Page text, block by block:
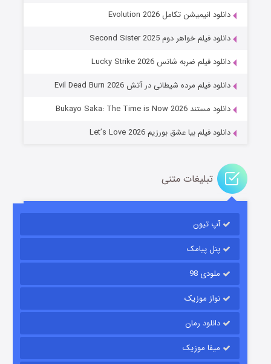
جادوگری در مغولستان
باب اسفنجی فصل ۱۷
قسمت۶ (زیرنویس) منتشر شد
دانلود انیمیشن تکامل Evolution 2026
دانلود فیلم خواهر دوم Second Sister 2025
دانلود فیلم ضربه شانس Lucky Strike 2026
دانلود فیلم مرده شیطانی در آتش Evil Dead Burn 2026
دانلود مستند Bukayo Saka: The Time is Now 2026
دانلود فیلم بیا عشق بورزیم Let’s Love 2026
تبلیغات متنی
آپ تیون
پنل پیامک
ملودی 98
نواز موزیک
دانلود رمان
میفا موزیک